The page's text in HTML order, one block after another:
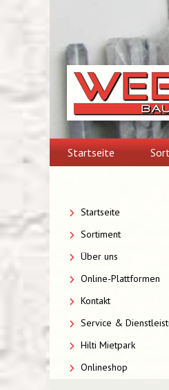
Startseite
Startseite
Sortiment
Über uns
Online-Plattformen
Kontakt
Service &
Hilti Mietpark
Onlineshop